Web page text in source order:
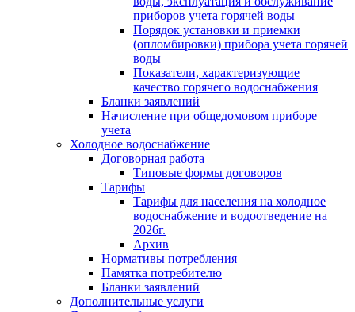
приборов учета горячей воды
Порядок установки и приемки
(опломбировки) прибора учета горячей
воды
Показатели, характеризующие
качество горячего водоснабжения
Бланки заявлений
Начисление при общедомовом приборе
учета
Холодное водоснабжение
Договорная работа
Типовые формы договоров
Тарифы
Тарифы для населения на холодное
водоснабжение и водоотведение на
2026г.
Архив
Нормативы потребления
Памятка потребителю
Бланки заявлений
Дополнительные услуги